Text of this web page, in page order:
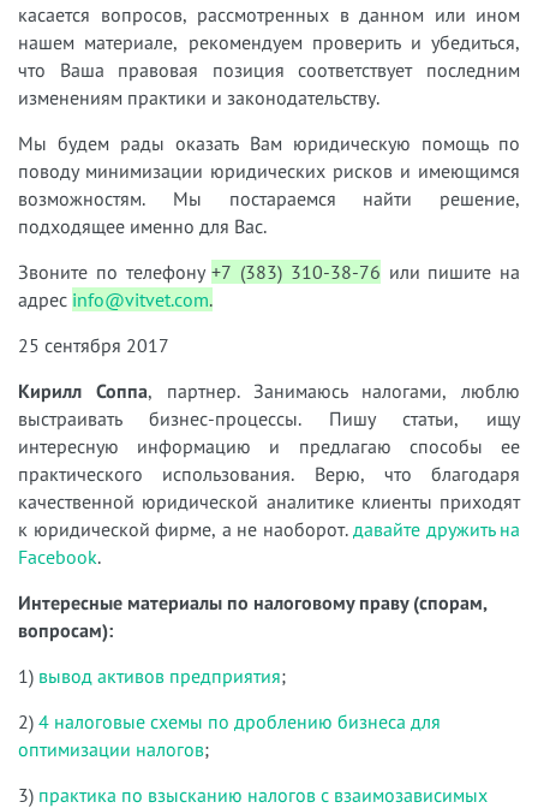
касается вопросов, рассмотренных в данном или ином
нашем материале, рекомендуем проверить и убедиться,
что Ваша правовая позиция соответствует последним
изменениям практики и законодательству.
Мы будем рады оказать Вам юридическую помощь по
поводу минимизации юридических рисков и имеющимся
возможностям. Мы постараемся найти решение,
подходящее именно для Вас.
Звоните по телефону+7 (383) 310-38-76 или пишите на
адрес info@vitvet.com.
25 сентября 2017
Кирилл Соппа, партнер. Занимаюсь налогами, люблю
выстраивать бизнес-процессы. Пишу статьи, ищу
интересную информацию и предлагаю способы ее
практического использования. Верю, что благодаря
качественной юридической аналитике клиенты приходят
к юридической фирме, а не наоборот. давайте дружить на
Facebook.
Интересные материалы по налоговому праву (спорам,
вопросам):
1) вывод активов предприятия;
2) 4 налоговые схемы по дроблению бизнеса для
оптимизации налогов;
3) практика по взысканию налогов с взаимозависимых